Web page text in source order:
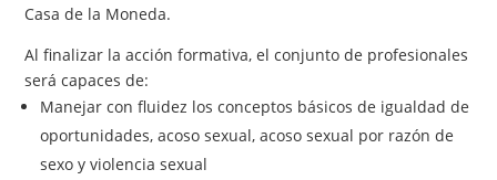
Casa de la Moneda.
Al finalizar la acción formativa, el conjunto de profesionales
será capaces de:
Manejar con fluidez los conceptos básicos de igualdad de
oportunidades, acoso sexual, acoso sexual por razón de
sexo y violencia sexual